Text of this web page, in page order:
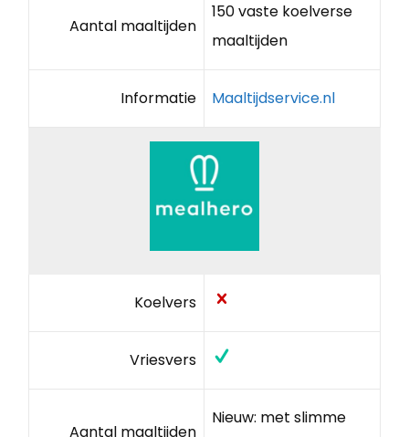
Aantal maaltijden
150 vaste koelverse
maaltijden
Informatie Maaltijdservice.nl
Koelvers
Vriesvers
Aantal maaltijden
Nieuw: met slimme